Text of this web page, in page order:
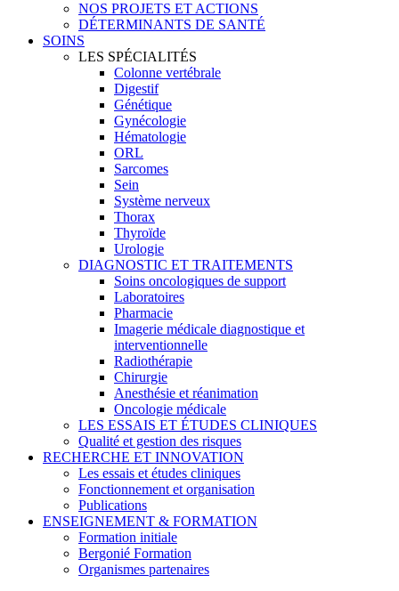
NOS PROJETS ET ACTIONS
DÉTERMINANTS DE SANTÉ
SOINS
LES SPÉCIALITÉS
Colonne vertébrale
Digestif
Génétique
Gynécologie
Hématologie
ORL
Sarcomes
Sein
Système nerveux
Thorax
Thyroïde
Urologie
DIAGNOSTIC ET TRAITEMENTS
Soins oncologiques de support
Laboratoires
Pharmacie
Imagerie médicale diagnostique et
interventionnelle
Radiothérapie
Chirurgie
Anesthésie et réanimation
Oncologie médicale
LES ESSAIS ET ÉTUDES CLINIQUES
Qualité et gestion des risques
RECHERCHE ET INNOVATION
Les essais et études cliniques
Fonctionnement et organisation
Publications
ENSEIGNEMENT & FORMATION
Formation initiale
Bergonié Formation
Organismes partenaires